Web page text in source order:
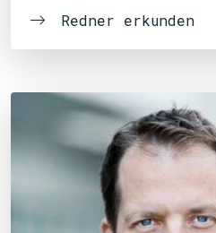
Redner erkunden